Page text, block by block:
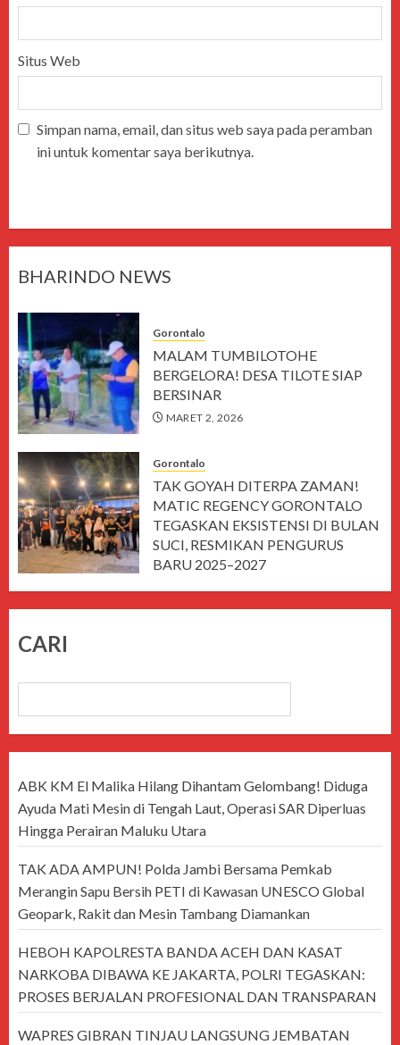
Situs Web
Simpan nama, email, dan situs web saya pada peramban
ini untuk komentar saya berikutnya.
BHARINDO NEWS
Gorontalo
MALAM TUMBILOTOHE
BERGELORA! DESA TILOTE SIAP
BERSINAR
MARET 2, 2026
Gorontalo
TAK GOYAH DITERPA ZAMAN!
MATIC REGENCY GORONTALO
TEGASKAN EKSISTENSI DI BULAN
SUCI, RESMIKAN PENGURUS
BARU 2025–2027
CARI
ABK KM El Malika Hilang Dihantam Gelombang! Diduga
Ayuda Mati Mesin di Tengah Laut, Operasi SAR Diperluas
Hingga Perairan Maluku Utara
TAK ADA AMPUN! Polda Jambi Bersama Pemkab
Merangin Sapu Bersih PETI di Kawasan UNESCO Global
Geopark, Rakit dan Mesin Tambang Diamankan
HEBOH KAPOLRESTA BANDA ACEH DAN KASAT
NARKOBA DIBAWA KE JAKARTA, POLRI TEGASKAN:
PROSES BERJALAN PROFESIONAL DAN TRANSPARAN
WAPRES GIBRAN TINJAU LANGSUNG JEMBATAN